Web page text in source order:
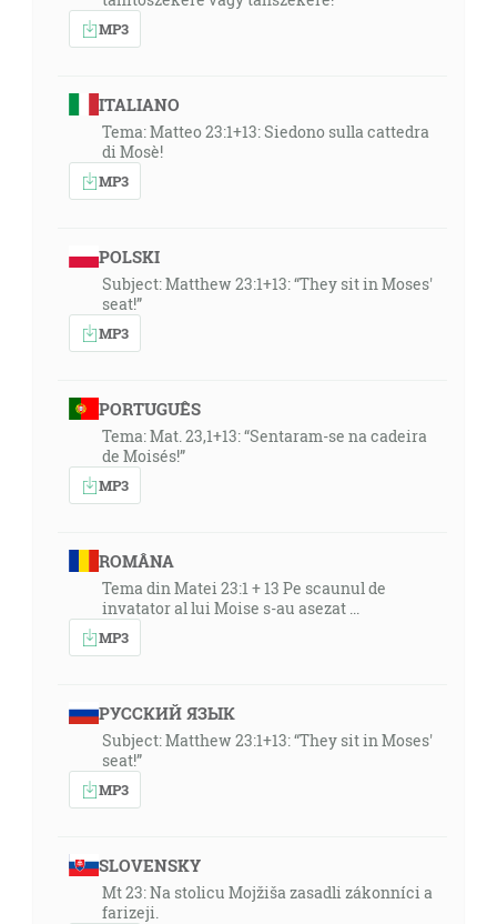
MP3
ITALIANO
Tema: Matteo 23:1+13: Siedono sulla cattedra
di Mosè!
MP3
POLSKI
Subject: Matthew 23:1+13: “They sit in Moses'
seat!”
MP3
PORTUGUÊS
Tema: Mat. 23,1+13: “Sentaram-se na cadeira
de Moisés!”
MP3
ROMÂNA
Tema din Matei 23:1 + 13 Pe scaunul de
invatator al lui Moise s-au asezat ...
MP3
РУССКИЙ ЯЗЫК
Subject: Matthew 23:1+13: “They sit in Moses'
seat!”
MP3
SLOVENSKY
Mt 23: Na stolicu Mojžiša zasadli zákonníci a
farizeji.